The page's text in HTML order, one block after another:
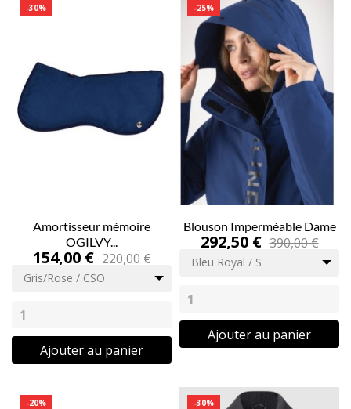
-30%
Amortisseur mémoire
OGILVY...
154,00 € 220,00 €
Gris/Rose / CSO
Ajouter au panier
-25%
Blouson Imperméable Dame
292,50 € 390,00 €
Bleu Royal / S
Ajouter au panier
-20% -30%